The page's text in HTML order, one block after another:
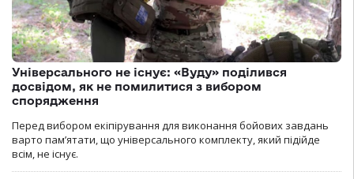
Універсального не існує: «Вуду» поділився
досвідом, як не помилитися з вибором
спорядження
Перед вибором екіпірування для виконання бойових завдань
варто пам’ятати, що універсального комплекту, який підійде
всім, не існує.